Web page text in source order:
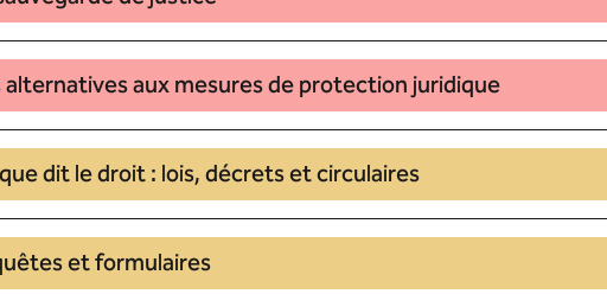
alternatives aux mesures de protection juridique
dit le droit : lois, décrets et circulaires
et formulaires